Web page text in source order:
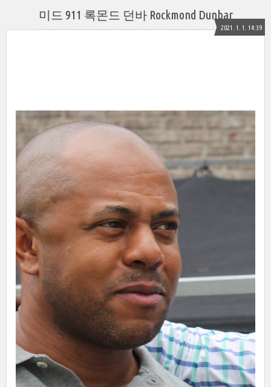
미드 911 록몬드 던바 Rockmond Dunbar
2021. 1. 1. 14:39